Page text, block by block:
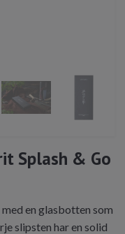
Splash & Go
en glasbotten som
slipsten har en solid